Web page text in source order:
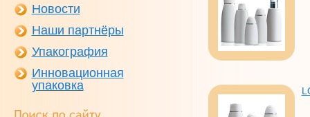
Новости
Наши партнёры
Упакография
Инновационная
упаковка